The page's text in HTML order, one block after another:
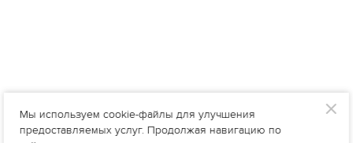
Мы используем cookie-файлы для улучшения
предоставляемых услуг. Продолжая навигацию по